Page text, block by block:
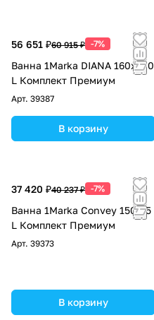
56 651 ₽60 915 ₽ -7%
Ванна 1Marka DIANA 160x100
L Комплект Премиум
Арт. 39387
В корзину
37 420 ₽40 237 ₽ -7%
Ванна 1Marka Convey 150*75
L Комплект Премиум
Арт. 39373
В корзину